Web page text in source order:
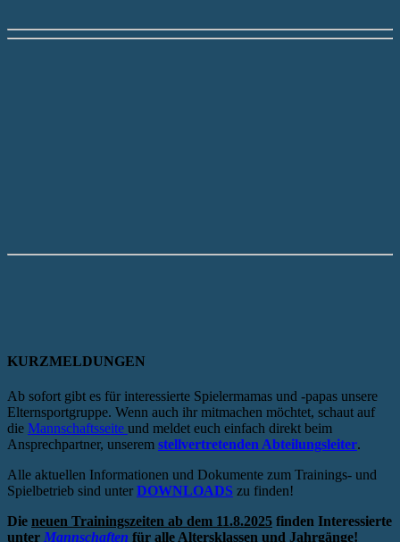
KURZMELDUNGEN
Ab sofort gibt es für interessierte Spielermamas und -papas unsere
Elternsportgruppe. Wenn auch ihr mitmachen möchtet, schaut auf
die Mannschaftsseite und meldet euch einfach direkt beim
Ansprechpartner, unserem stellvertretenden Abteilungsleiter.
Alle aktuellen Informationen und Dokumente zum Trainings- und
Spielbetrieb sind unter DOWNLOADS zu finden!
Die neuen Trainingszeiten ab dem 11.8.2025 finden Interessierte
unter Mannschaften für alle Altersklassen und Jahrgänge!